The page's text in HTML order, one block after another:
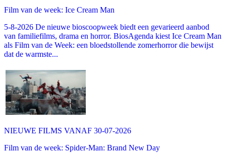
Film van de week: Ice Cream Man
5-8-2026 De nieuwe bioscoopweek biedt een gevarieerd aanbod
van familiefilms, drama en horror. BiosAgenda kiest Ice Cream Man
als Film van de Week: een bloedstollende zomerhorror die bewijst
dat de warmste...
NIEUWE FILMS VANAF 30-07-2026
Film van de week: Spider-Man: Brand New Day